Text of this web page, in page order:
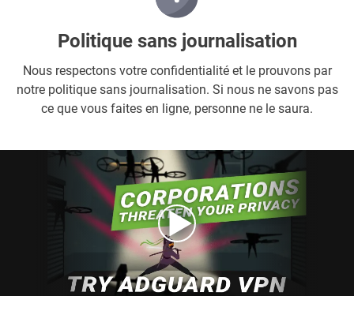
Politique sans journalisation
Nous respectons votre confidentialité et le prouvons par
notre politique sans journalisation. Si nous ne savons pas
ce que vous faites en ligne, personne ne le saura.